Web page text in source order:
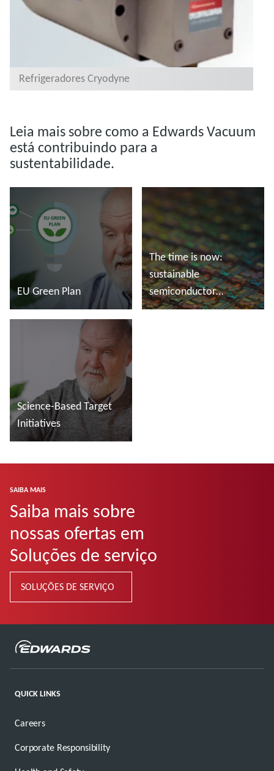
Refrigeradores Cryodyne
Leia mais sobre como a Edwards Vacuum
está contribuindo para a
sustentabilidade.
EU Green Plan
The time is now:
sustainable
semiconductor
manufacturing
Science-Based Target
Initiatives
SAIBA MAIS
Saiba mais sobre
nossas ofertas em
Soluções de serviço
SOLUÇÕES DE SERVIÇO
QUICK LINKS
Careers
Corporate Responsibility